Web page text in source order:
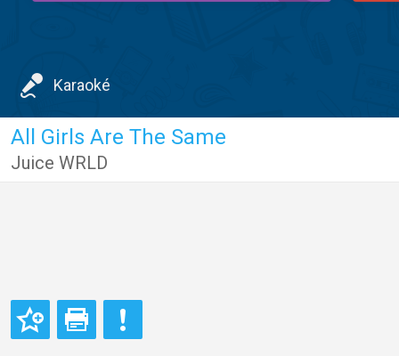
Karaoké
All Girls Are The Same
Juice WRLD